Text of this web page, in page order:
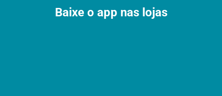
Baixe o app nas lojas